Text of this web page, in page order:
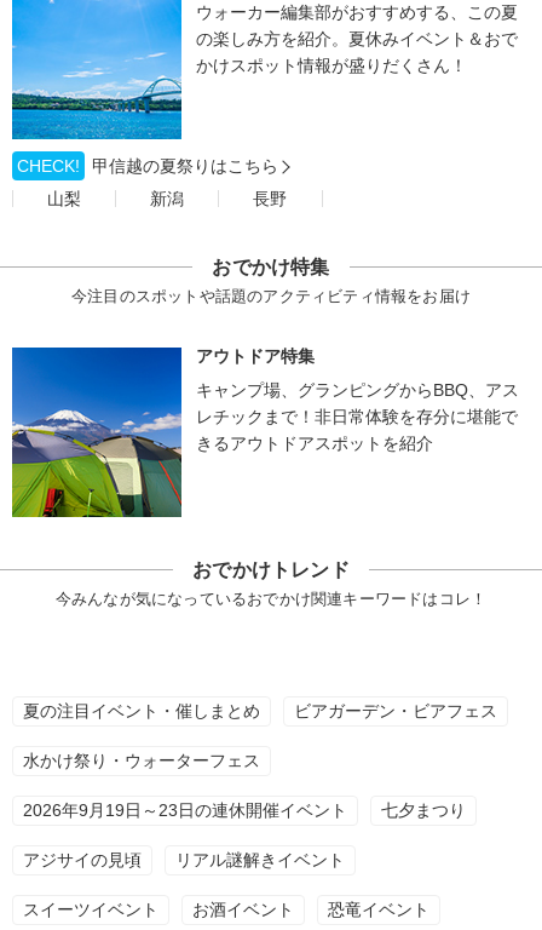
ウォーカー編集部がおすすめする、この夏
の楽しみ方を紹介。夏休みイベント＆おで
かけスポット情報が盛りだくさん！
CHECK!
甲信越の夏祭りはこちら
山梨
新潟 長野
おでかけ特集
今注目のスポットや話題のアクティビティ情報をお届け
アウトドア特集
キャンプ場、グランピングからBBQ、アス
レチックまで！非日常体験を存分に堪能で
きるアウトドアスポットを紹介
おでかけトレンド
今みんなが気になっているおでかけ関連キーワードはコレ！
夏の注目イベント・催しまとめ ビアガーデン・ビアフェス
水かけ祭り・ウォーターフェス
2026年9月19日～23日の連休開催イベント 七夕まつり
アジサイの見頃 リアル謎解きイベント
スイーツイベント お酒イベント 恐竜イベント